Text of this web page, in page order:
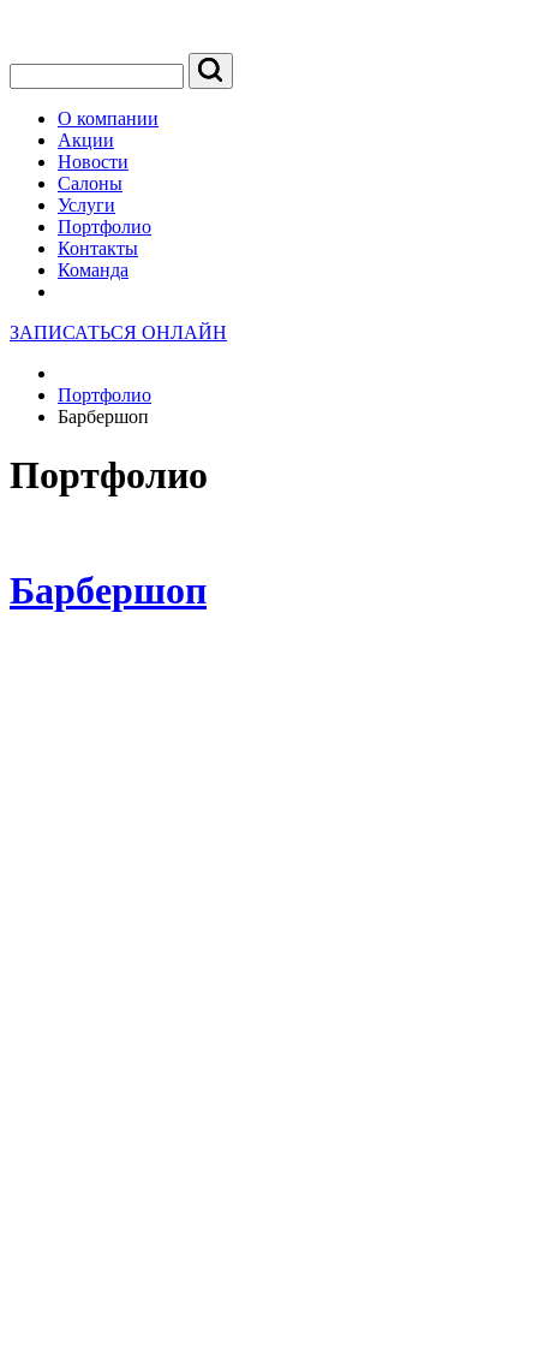
О компании
Акции
Новости
Салоны
Услуги
Портфолио
Контакты
Команда
ЗАПИСАТЬСЯ ОНЛАЙН
Портфолио
Барбершоп
Портфолио
Барбершоп